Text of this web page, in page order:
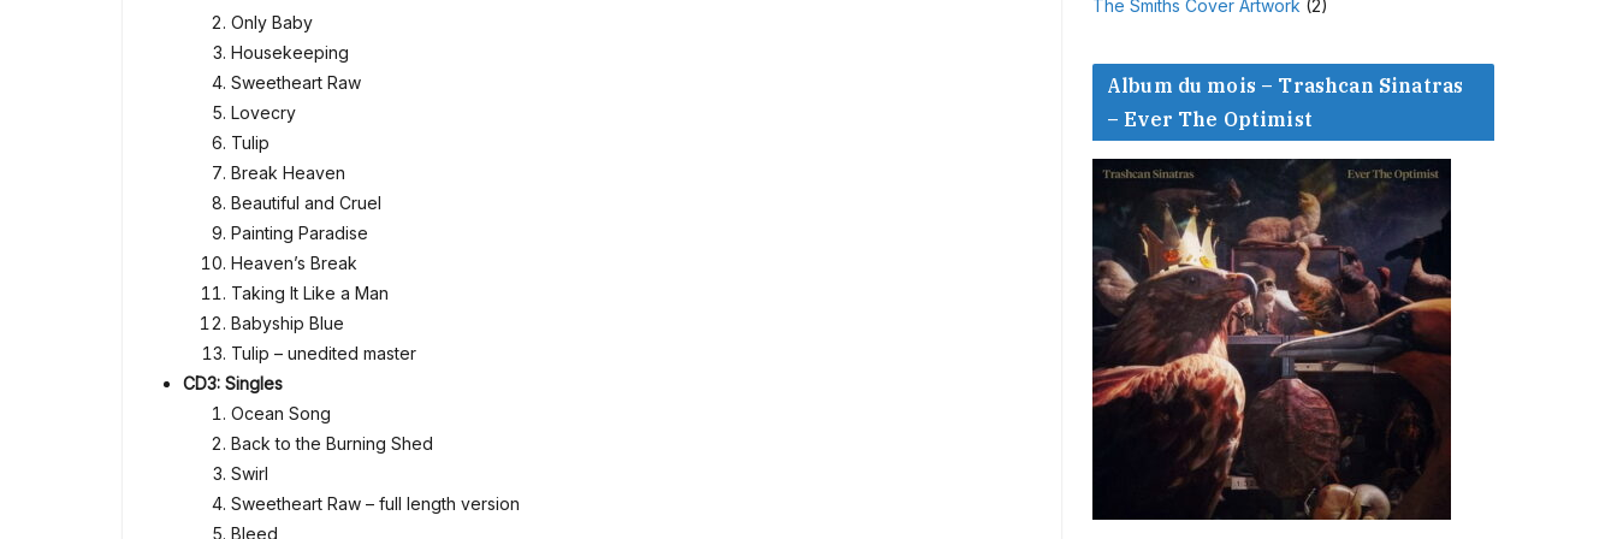
Only Baby
Housekeeping
Sweetheart Raw
Lovecry
Tulip
Break Heaven
Beautiful and Cruel
Painting Paradise
Heaven’s Break
Taking It Like a Man
Babyship Blue
Tulip – unedited master
CD3: Singles
Ocean Song
Back to the Burning Shed
Swirl
Sweetheart Raw – full length version
Bleed
The Smiths Cover Artwork (2)
Album du mois – Trashcan Sinatras
– Ever The Optimist